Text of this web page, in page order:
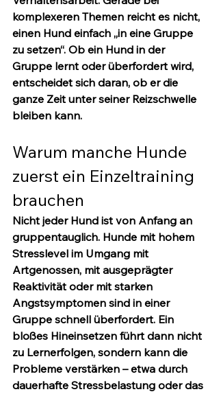
komplexeren Themen reicht es nicht,
einen Hund einfach „in eine Gruppe
zu setzen“. Ob ein Hund in der
Gruppe lernt oder überfordert wird,
entscheidet sich daran, ob er die
ganze Zeit unter seiner Reizschwelle
bleiben kann.
Warum manche Hunde
zuerst ein Einzeltraining
brauchen
Nicht jeder Hund ist von Anfang an
gruppentauglich. Hunde mit hohem
Stresslevel im Umgang mit
Artgenossen, mit ausgeprägter
Reaktivität oder mit starken
Angstsymptomen sind in einer
Gruppe schnell überfordert. Ein
bloßes Hineinsetzen führt dann nicht
zu Lernerfolgen, sondern kann die
Probleme verstärken – etwa durch
dauerhafte Stressbelastung oder das